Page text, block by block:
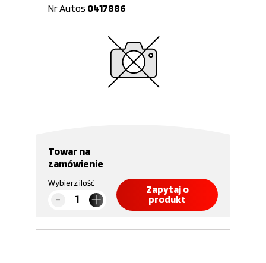
Nr Autos 0417886
Towar na
zamówienie
Wybierz ilość
Zapytaj o
produkt